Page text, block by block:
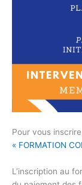
Pour vous
« FORMATION
L’inscription au